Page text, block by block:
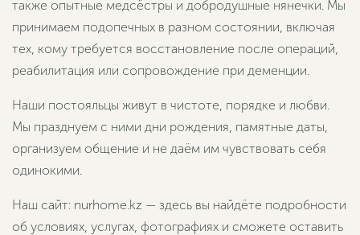
также опытные медсёстры и добродушные нянечки. Мы
принимаем подопечных в разном состоянии, включая
тех, кому требуется восстановление после операций,
реабилитация или сопровождение при деменции.
Наши постояльцы живут в чистоте, порядке и любви.
Мы празднуем с ними дни рождения, памятные даты,
организуем общение и не даём им чувствовать себя
одинокими.
Наш сайт: nurhome.kz — здесь вы найдёте подробности
об условиях, услугах, фотографиях и сможете оставить